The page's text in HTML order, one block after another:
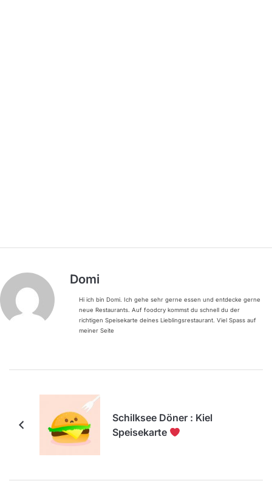
Domi
Hi ich bin Domi. Ich gehe sehr gerne essen und entdecke gerne
neue Restaurants. Auf foodcry kommst du schnell du der
richtigen Speisekarte deines Lieblingsrestaurant. Viel Spass auf
meiner Seite
Schilksee Döner : Kiel
Speisekarte